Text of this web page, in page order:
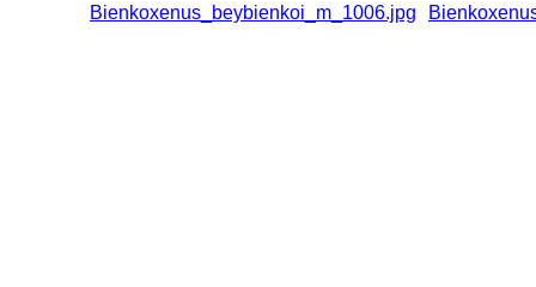
Bienkoxenus_beybienkoi_m_1006.jpg